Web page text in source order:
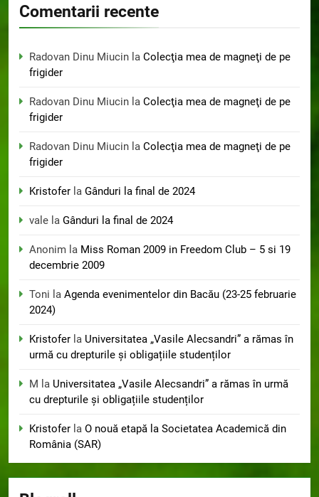
Comentarii recente
Radovan Dinu Miucin la Colecţia mea de magneţi de pe
frigider
Radovan Dinu Miucin la Colecţia mea de magneţi de pe
frigider
Radovan Dinu Miucin la Colecţia mea de magneţi de pe
frigider
Kristofer la Gânduri la final de 2024
vale la Gânduri la final de 2024
Anonim la Miss Roman 2009 in Freedom Club – 5 si 19
decembrie 2009
Toni la Agenda evenimentelor din Bacău (23-25 februarie
2024)
Kristofer la Universitatea „Vasile Alecsandri” a rămas în
urmă cu drepturile și obligațiile studenților
M la Universitatea „Vasile Alecsandri” a rămas în urmă
cu drepturile și obligațiile studenților
Kristofer la O nouă etapă la Societatea Academică din
România (SAR)